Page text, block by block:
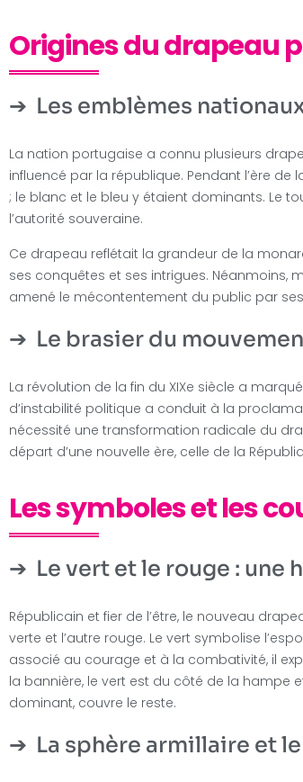
Origines du drapeau
Les emblèmes
La nation portugaise a connu plusieurs
influencé par la république. Pendant l’ère
; le blanc et le bleu y étaient dominants. Le
l’autorité souveraine.
Ce drapeau reflétait la grandeur de la
ses conquêtes et ses intrigues. Néanmoins,
amené le mécontentement du public par
Le brasier du
La révolution de la fin du XIXe siècle a
d’instabilité politique a conduit à la
nécessité une transformation radicale du
départ d’une nouvelle ère, celle de la
Les symboles et les
Le vert et le rouge : une
Républicain et fier de l’être, le nouveau
verte et l’autre rouge. Le vert symbolise
associé au courage et à la combativité, il
la bannière, le vert est du côté de la hampe
dominant, couvre le reste.
La sphère armillaire et